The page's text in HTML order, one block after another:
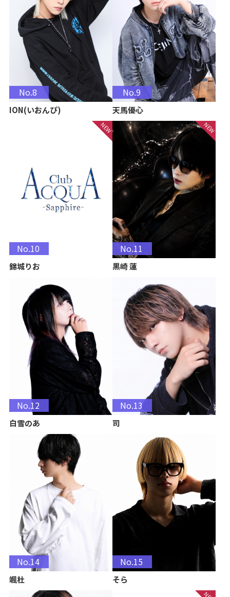
No.8
ION(いおんぴ)
No.9
天馬優心
No.10
錦城りお
No.11
黒崎 蓮
No.12
白雪のあ
No.13
司
No.14
颯杜
No.15
そら